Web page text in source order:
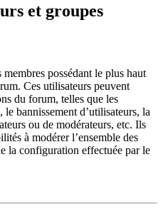
et groupes
possédant le plus haut
Ces utilisateurs peuvent
du forum, telles que les
le bannissement d’utilisateurs, la
ou de modérateurs, etc. Ils
à modérer l’ensemble des
la configuration effectuée par le